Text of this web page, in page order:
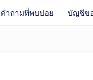
คำถามที่พบบ่อย บัญชีข